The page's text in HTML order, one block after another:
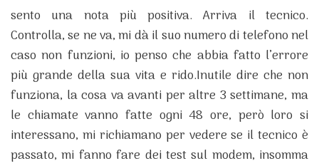
sento una nota più positiva. Arriva il tecnico.
Controlla, se ne va, mi dà il suo numero di telefono nel
caso non funzioni, io penso che abbia fatto l’errore
più grande della sua vita e rido.Inutile dire che non
funziona, la cosa va avanti per altre 3 settimane, ma
le chiamate vanno fatte ogni 48 ore, però loro si
interessano, mi richiamano per vedere se il tecnico è
passato, mi fanno fare dei test sul modem, insomma